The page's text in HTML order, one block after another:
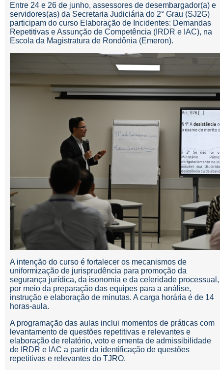
Entre 24 e 26 de junho, assessores de desembargador(a) e
servidores(as) da Secretaria Judiciária do 2° Grau (SJ2G)
participam do curso Elaboração de Incidentes: Demandas
Repetitivas e Assunção de Competência (IRDR e IAC), na
Escola da Magistratura de Rondônia (Emeron).
A intenção do curso é fortalecer os mecanismos de
uniformização de jurisprudência para promoção da
segurança jurídica, da isonomia e da celeridade processual,
por meio da preparação das equipes para a análise,
instrução e elaboração de minutas. A carga horária é de 14
horas-aula.
A programação das aulas inclui momentos de práticas com
levantamento de questões repetitivas e relevantes e
elaboração de relatório, voto e ementa de admissibilidade
de IRDR e IAC a partir da identificação de questões
repetitivas e relevantes do TJRO.